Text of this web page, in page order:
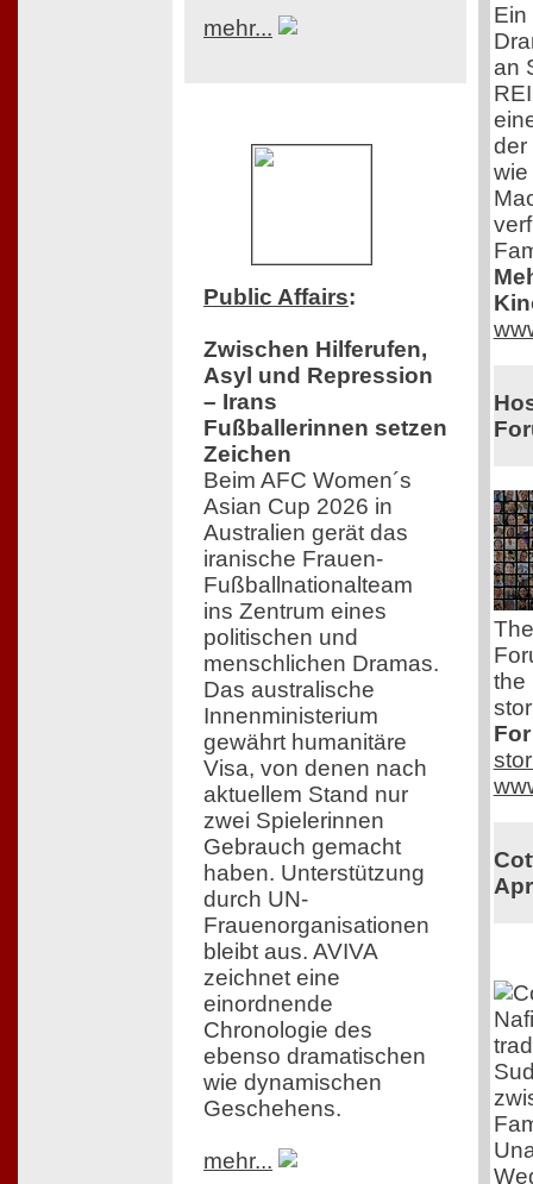
mehr...
Public Affairs:
Zwischen Hilferufen,
Asyl und Repression
– Irans
Fußballerinnen setzen
Zeichen
Beim AFC Women´s
Asian Cup 2026 in
Australien gerät das
iranische Frauen-
Fußballnationalteam
ins Zentrum eines
politischen und
menschlichen Dramas.
Das australische
Innenministerium
gewährt humanitäre
Visa, von denen nach
aktuellem Stand nur
zwei Spielerinnen
Gebrauch gemacht
haben. Unterstützung
durch UN-
Frauenorganisationen
bleibt aus. AVIVA
zeichnet eine
einordnende
Chronologie des
ebenso dramatischen
wie dynamischen
Geschehens.
mehr...
an
der
wie
the